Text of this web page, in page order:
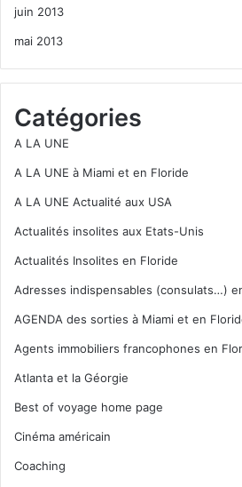
juin 2013
mai 2013
Catégories
A LA UNE
A LA UNE à Miami et en Floride
A LA UNE Actualité aux USA
Actualités insolites aux Etats-Unis
Actualités Insolites en Floride
Adresses indispensables (consulats…)
AGENDA des sorties à Miami et en
Agents immobiliers francophones en
Atlanta et la Géorgie
Best of voyage home page
Cinéma américain
Coaching